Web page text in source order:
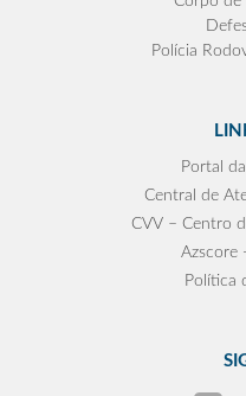
Polícia
Portal
Central de
CVV – Centro
Azscore
Política